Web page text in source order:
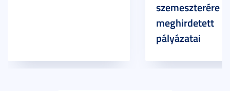
szemeszterére
meghirdetett
pályázatai